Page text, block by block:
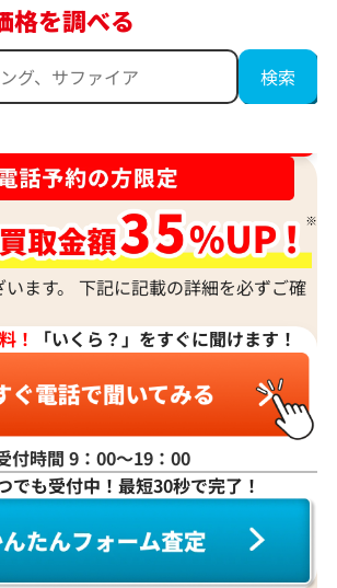
格を調べる
います。 下記に記載の詳細を必ずご確
！
「いくら？」をすぐに聞けます！
付時間 9：00〜19：00
でも受付中！最短30秒で完了！